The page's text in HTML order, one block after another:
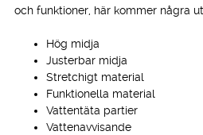
och funktioner, här kommer några
Hög midja
Justerbar midja
Stretchigt material
Funktionella material
Vattentäta partier
Vattenavvisande